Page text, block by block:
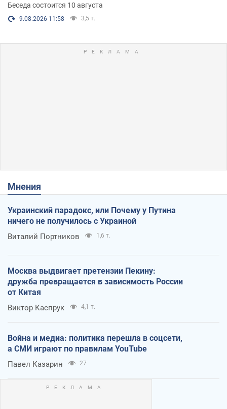
Беседа состоится 10 августа
9.08.2026 11:58 3,5 т.
Мнения
Украинский парадокс, или Почему у Путина
ничего не получилось с Украиной
Виталий Портников 1,6 т.
Москва выдвигает претензии Пекину:
дружба превращается в зависимость России
от Китая
Виктор Каспрук 4,1 т.
Война и медиа: политика перешла в соцсети,
а СМИ играют по правилам YouTube
Павел Казарин 27